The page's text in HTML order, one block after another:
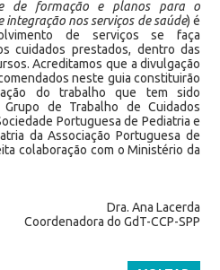
de formação e planos para o
integração nos serviços de saúde) é
de serviços se faça
cuidados prestados, dentro das
Acreditamos que a divulgação
neste guia constituirão
do trabalho que tem sido
de Trabalho de Cuidados
Portuguesa de Pediatria e
da Associação Portuguesa de
colaboração com o Ministério da
Dra. Ana Lacerda
Coordenadora do GdT-CCP-SPP